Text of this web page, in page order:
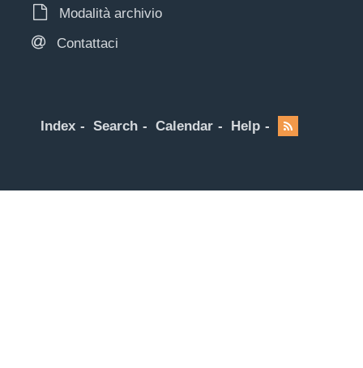
Modalità archivio
Contattaci
Index Search Calendar Help